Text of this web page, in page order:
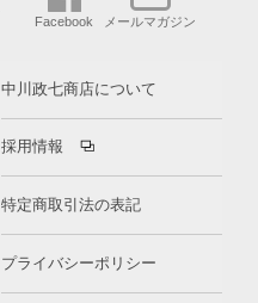
Facebook メールマガジン
中川政七商店について
採用情報
特定商取引法の表記
プライバシーポリシー